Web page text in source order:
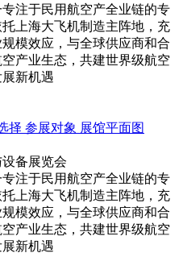
专注于民用航空产全业链的专
上海大飞机制造主阵地，充
模效应，与全球供应商和合
产业生态，共建世界级航空
新机遇
择 参展对象 展馆平面图
设备展览会
专注于民用航空产全业链的专
上海大飞机制造主阵地，充
模效应，与全球供应商和合
产业生态，共建世界级航空
新机遇